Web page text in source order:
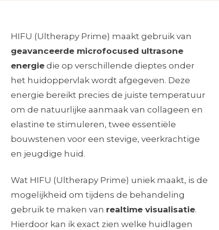
HIFU (Ultherapy Prime) maakt gebruik van
geavanceerde microfocused ultrasone
energie die op verschillende dieptes onder
het huidoppervlak wordt afgegeven. Deze
energie bereikt precies de juiste temperatuur
om de natuurlijke aanmaak van collageen en
elastine te stimuleren, twee essentiële
bouwstenen voor een stevige, veerkrachtige
en jeugdige huid.
Wat HIFU (Ultherapy Prime) uniek maakt, is de
mogelijkheid om tijdens de behandeling
gebruik te maken van realtime visualisatie.
Hierdoor kan ik exact zien welke huidlagen